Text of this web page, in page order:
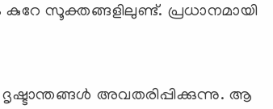
സൂക്തങ്ങളിലുണ്ട്. പ്രധാനമായി
അവതരിപ്പിക്കുന്നു. ആ